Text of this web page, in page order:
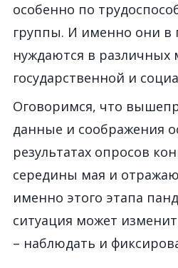
особенно по
группы. И именно они в
нуждаются в различных
государственной и
Оговоримся, что
данные и соображения
результатах опросов
середины мая и
именно этого этапа
ситуация может
– наблюдать и